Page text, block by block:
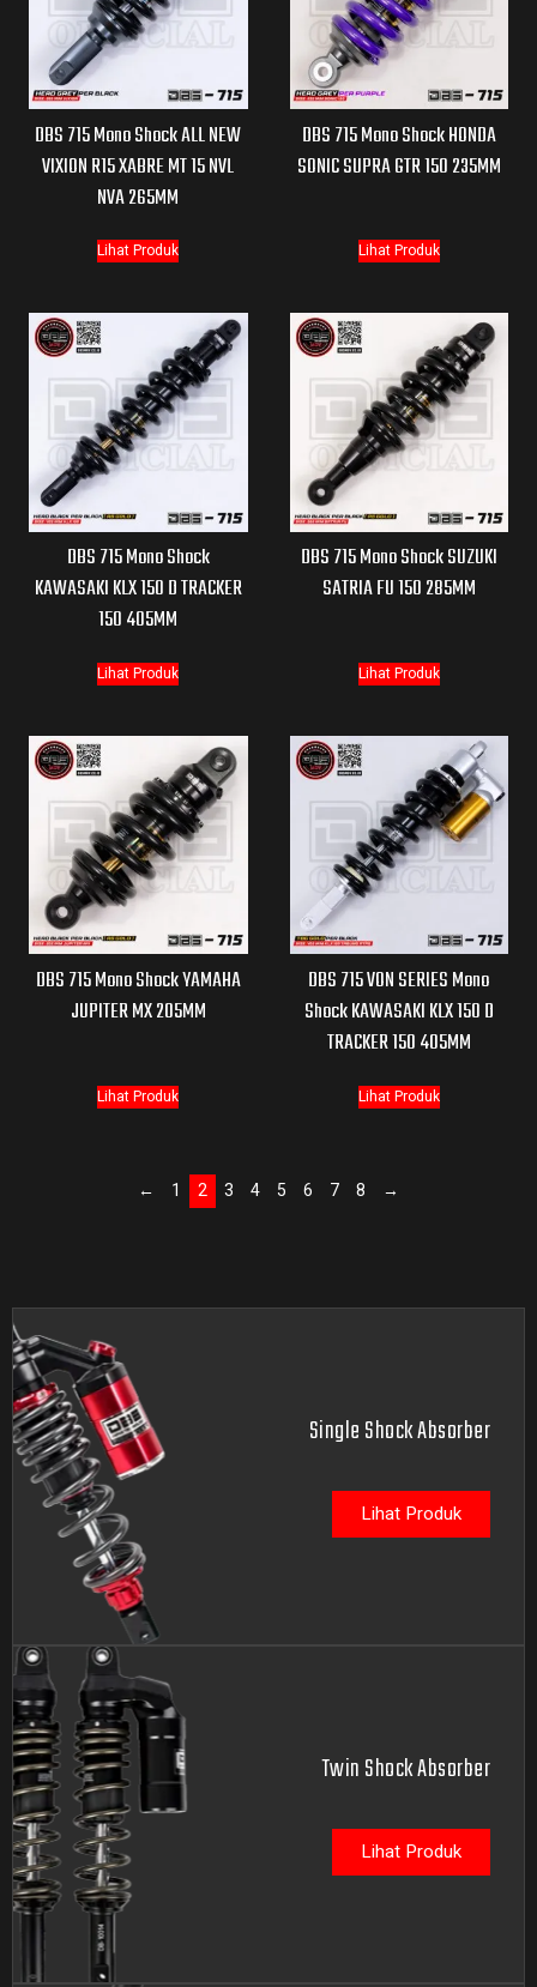
DBS 715 Mono Shock ALL NEW
VIXION R15 XABRE MT 15 NVL
NVA 265MM
Lihat Produk
DBS 715 Mono Shock HONDA
SONIC SUPRA GTR 150 235MM
Lihat Produk
DBS 715 Mono Shock
KAWASAKI KLX 150 D TRACKER
150 405MM
Lihat Produk
DBS 715 Mono Shock SUZUKI
SATRIA FU 150 285MM
Lihat Produk
DBS 715 Mono Shock YAMAHA
JUPITER MX 205MM
Lihat Produk
DBS 715 VON SERIES Mono
Shock KAWASAKI KLX 150 D
TRACKER 150 405MM
Lihat Produk
← 1 2 3 4 5 6 7 8 →
Single Shock Absorber
Lihat Produk
Twin Shock Absorber
Lihat Produk